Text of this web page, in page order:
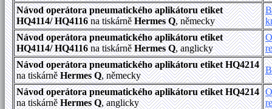
Návod operátora pneumatického aplikátoru etiket
HQ4114/ HQ4116na tiskárněHermes Q, německy
Návod operátora pneumatického aplikátoru etiket
HQ4114/ HQ4116na tiskárněHermes Q, anglicky
Návod operátora pneumatického aplikátoru etiket HQ4214
na tiskárněHermes Q, německy
Návod operátora pneumatického aplikátoru etiket HQ4214
na tiskárněHermes Q, anglicky